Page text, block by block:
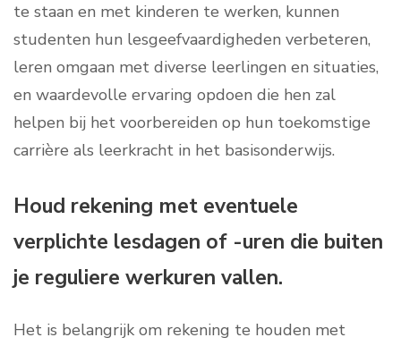
te staan en met kinderen te werken, kunnen
studenten hun lesgeefvaardigheden verbeteren,
leren omgaan met diverse leerlingen en situaties,
en waardevolle ervaring opdoen die hen zal
helpen bij het voorbereiden op hun toekomstige
carrière als leerkracht in het basisonderwijs.
Houd rekening met eventuele
verplichte lesdagen of -uren die buiten
je reguliere werkuren vallen.
Het is belangrijk om rekening te houden met